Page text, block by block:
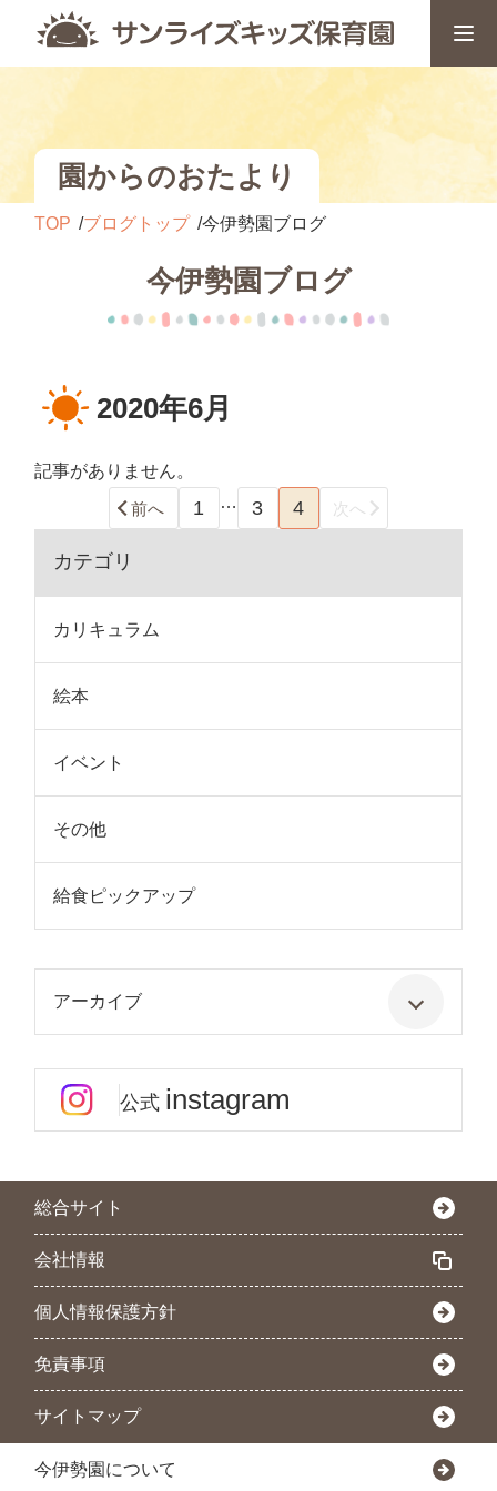
園からのおたより
TOP ブログトップ 今伊勢園ブログ
今伊勢園ブログ
2020年6月
記事がありません。
前へ
1 … 3 4 次へ
カテゴリ
カリキュラム
絵本
イベント
その他
給食ピックアップ
アーカイブ
公式 instagram
総合サイト
会社情報
個人情報保護方針
免責事項
サイトマップ
今伊勢園について